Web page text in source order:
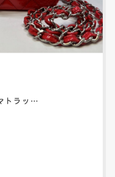
トラッ…